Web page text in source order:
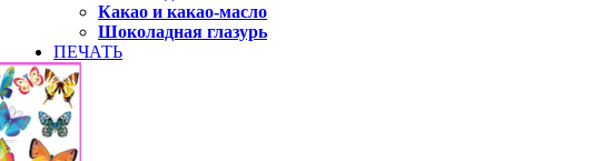
Какао и какао-масло
Шоколадная глазурь
ПЕЧАТЬ